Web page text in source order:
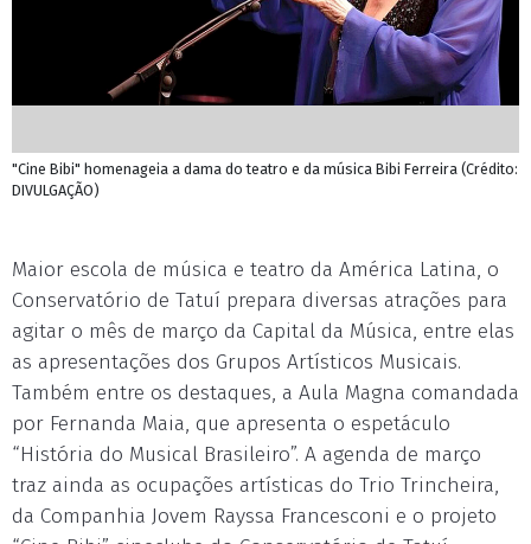
"Cine Bibi" homenageia a dama do teatro e da música Bibi Ferreira (Crédito:
DIVULGAÇÃO)
Maior escola de música e teatro da América Latina, o
Conservatório de Tatuí prepara diversas atrações para
agitar o mês de março da Capital da Música, entre elas
as apresentações dos Grupos Artísticos Musicais.
Também entre os destaques, a Aula Magna comandada
por Fernanda Maia, que apresenta o espetáculo
“História do Musical Brasileiro”. A agenda de março
traz ainda as ocupações artísticas do Trio Trincheira,
da Companhia Jovem Rayssa Francesconi e o projeto